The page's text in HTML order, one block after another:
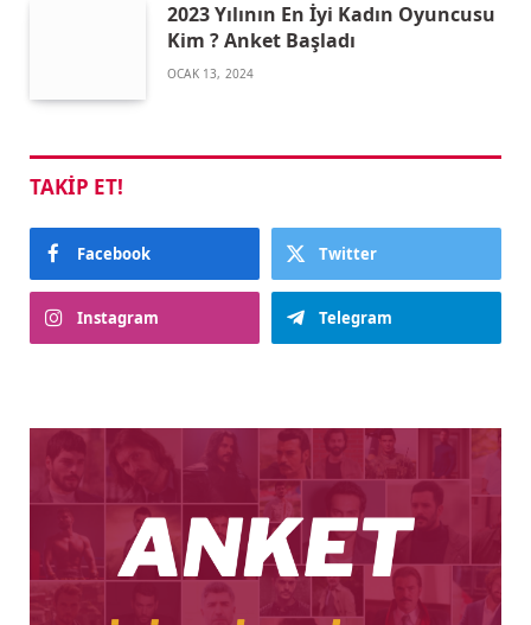
2023 Yılının En İyi Kadın Oyuncusu
Kim ? Anket Başladı
OCAK 13, 2024
TAKIP ET!
Facebook Twitter
Instagram Telegram